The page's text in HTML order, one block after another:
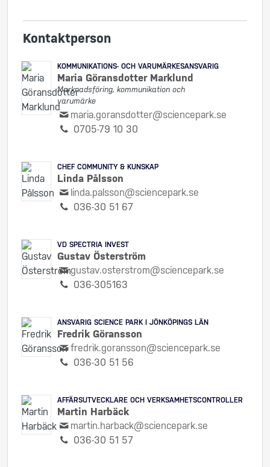
Kontaktperson
KOMMUNIKATIONS- OCH VARUMÄRKESANSVARIG
Maria Göransdotter Marklund
Marknadsföring, kommunikation och
varumärke
maria.goransdotter@sciencepark.se
0705-79 10 30
CHEF COMMUNITY & KUNSKAP
Linda Pålsson
linda.palsson@sciencepark.se
036-30 51 67
VD SPECTRIA INVEST
Gustav Österström
gustav.osterstrom@sciencepark.se
036-305163
ANSVARIG SCIENCE PARK I JÖNKÖPINGS LÄN
Fredrik Göransson
fredrik.goransson@sciencepark.se
036-30 51 56
AFFÄRSUTVECKLARE OCH VERKSAMHETSCONTROLLER
Martin Harbäck
martin.harback@sciencepark.se
036-30 51 57